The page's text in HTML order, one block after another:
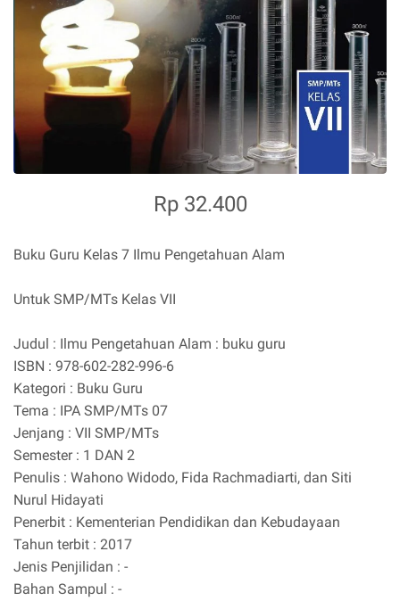
Rp 32.400
Buku Guru Kelas 7 Ilmu Pengetahuan Alam
Untuk SMP/MTs Kelas VII
Judul : Ilmu Pengetahuan Alam : buku guru
ISBN : 978-602-282-996-6
Kategori : Buku Guru
Tema : IPA SMP/MTs 07
Jenjang : VII SMP/MTs
Semester : 1 DAN 2
Penulis : Wahono Widodo, Fida Rachmadiarti, dan Siti
Nurul Hidayati
Penerbit : Kementerian Pendidikan dan Kebudayaan
Tahun terbit : 2017
Jenis Penjilidan : -
Bahan Sampul : -